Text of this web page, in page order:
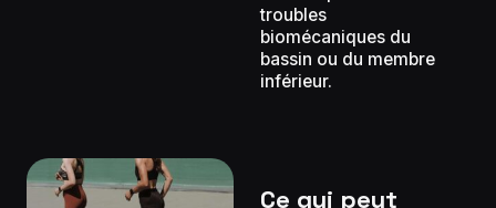
troubles
biomécaniques du
bassin ou du membre
inférieur.
Ce qui peut